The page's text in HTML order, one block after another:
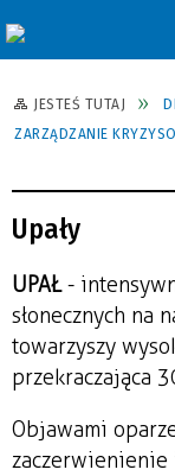
JESTEŚ TUTAJ
ZARZĄDZANIE
Upały
UPAŁ-
słonecznych na
towarzyszy
przekraczająca
Objawami
zaczerwienienie